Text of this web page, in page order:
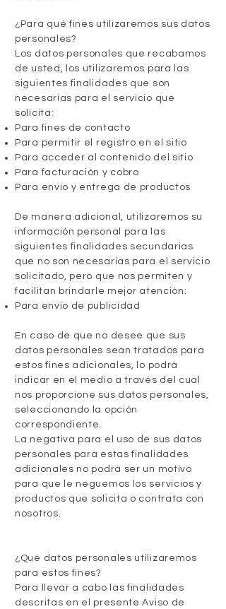
¿Para qué fines utilizaremos sus datos
personales?
Los datos personales que recabamos
de usted, los utilizaremos para las
siguientes finalidades que son
necesarias para el servicio que
solicita:
Para fines de contacto
Para permitir el registro en el sitio
Para acceder al contenido del sitio
Para facturación y cobro
Para envío y entrega de productos
De manera adicional, utilizaremos su
información personal para las
siguientes finalidades secundarias
que no son necesarias para el servicio
solicitado, pero que nos permiten y
facilitan brindarle mejor atención:
Para envío de publicidad
En caso de que no desee que sus
datos personales sean tratados para
estos fines adicionales, lo podrá
indicar en el medio a través del cual
nos proporcione sus datos personales,
seleccionando la opción
correspondiente.
La negativa para el uso de sus datos
personales para estas finalidades
adicionales no podrá ser un motivo
para que le neguemos los servicios y
productos que solicita o contrata con
nosotros.
¿Qué datos personales utilizaremos
para estos fines?
Para llevar a cabo las finalidades
descritas en el presente Aviso de